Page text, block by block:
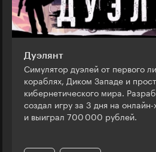
Дуэлянт
Симулятор дуэлей от первого
кораблях, Диком Западе и
кибернетического мира.
создал игру за 3 дня на онлайн-
и выиграл 700 000 рублей.